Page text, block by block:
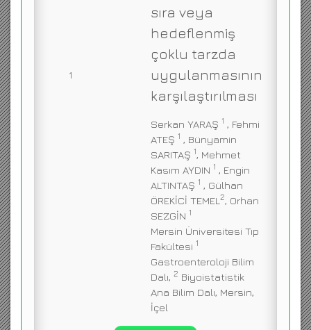
1
sıra veya
hedeflenmiş
çoklu tarzda
uygulanmasının
karşılaştırılması
Serkan YARAŞ 1 , Fehmi
ATEŞ 1 , Bünyamin
SARITAŞ 1, Mehmet
Kasım AYDIN 1 , Engin
ALTINTAŞ 1 , Gülhan
ÖREKİCİ TEMEL 2, Orhan
SEZGİN 1
Mersin Üniversitesi Tıp
Fakültesi 1
Gastroenteroloji Bilim
Dalı, 2 Biyoistatistik
Ana Bilim Dalı, Mersin,
İçel